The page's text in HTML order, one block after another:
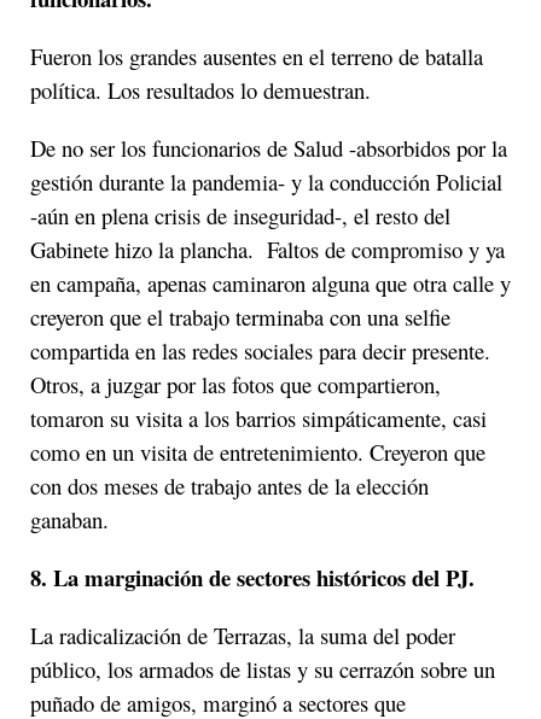
Fueron los grandes ausentes en el terreno de batalla
política. Los resultados lo demuestran.
De no ser los funcionarios de Salud -absorbidos por la
gestión durante la pandemia- y la conducción Policial
-aún en plena crisis de inseguridad-, el resto del
Gabinete hizo la plancha. Faltos de compromiso y ya
en campaña, apenas caminaron alguna que otra calle y
creyeron que el trabajo terminaba con una selfie
compartida en las redes sociales para decir presente.
Otros, a juzgar por las fotos que compartieron,
tomaron su visita a los barrios simpáticamente, casi
como en un visita de entretenimiento. Creyeron que
con dos meses de trabajo antes de la elección
ganaban.
8. La marginación de sectores históricos del PJ.
La radicalización de Terrazas, la suma del poder
público, los armados de listas y su cerrazón sobre un
puñado de amigos, marginó a sectores que